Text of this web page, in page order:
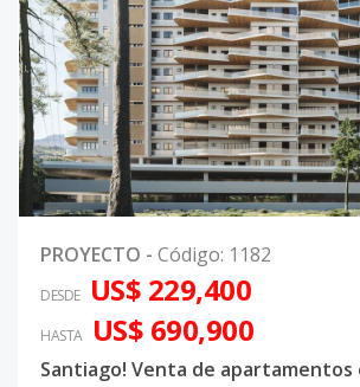
PROYECTO - Código: 1182
DESDE US$ 229,400
HASTA US$ 690,900